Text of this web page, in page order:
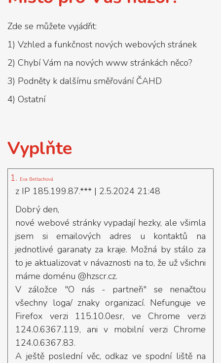
Zde se můžete vyjádřit:
1) Vzhled a funkčnost nových webových stránek
2) Chybí Vám na nových www stránkách něco?
3) Podněty k dalšímu směřování ČAHD
4) Ostatní
Vyplňte
1. Eva Betlachová
z IP 185.199.87.*** | 2.5.2024 21:48
Dobrý den,
nové webové stránky vypadají hezky, ale všimla
jsem si emailových adres u kontaktů na
jednotlivé garanaty za kraje. Možná by stálo za
to je aktualizovat v návaznosti na to, že už všichni
máme doménu @hzscr.cz.
V záložce "O nás - partneři" se nenačtou
všechny loga/ znaky organizací. Nefunguje ve
Firefox verzi 115.10.0esr, ve Chrome verzi
124.0.6367.119, ani v mobilní verzi Chrome
124.0.6367.83.
A ještě poslední věc, odkaz ve spodní liště na